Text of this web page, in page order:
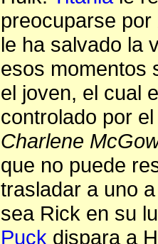
preocuparse por
le ha salvado la
esos momentos
el joven, el cual
controlado por
Charlene
que no puede
trasladar a uno
sea Rick en su
Puck dispara a